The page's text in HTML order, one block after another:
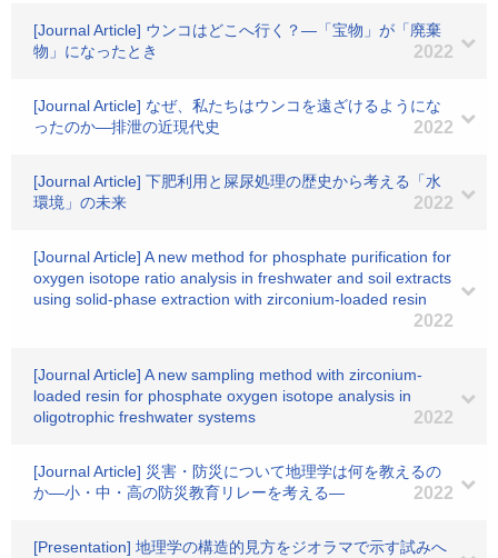
[Journal Article] ウンコはどこへ行く？―「宝物」が「廃棄
物」になったとき
2022
[Journal Article] なぜ、私たちはウンコを遠ざけるようにな
ったのか―排泄の近現代史
2022
[Journal Article] 下肥利用と屎尿処理の歴史から考える「水
環境」の未来
2022
[Journal Article] A new method for phosphate purification for
oxygen isotope ratio analysis in freshwater and soil extracts
using solid‐phase extraction with zirconium‐loaded resin
2022
[Journal Article] A new sampling method with zirconium‐
loaded resin for phosphate oxygen isotope analysis in
oligotrophic freshwater systems
2022
[Journal Article] 災害・防災について地理学は何を教えるの
か―小・中・高の防災教育リレーを考える―
2022
[Presentation] 地理学の構造的見方をジオラマで示す試みへ